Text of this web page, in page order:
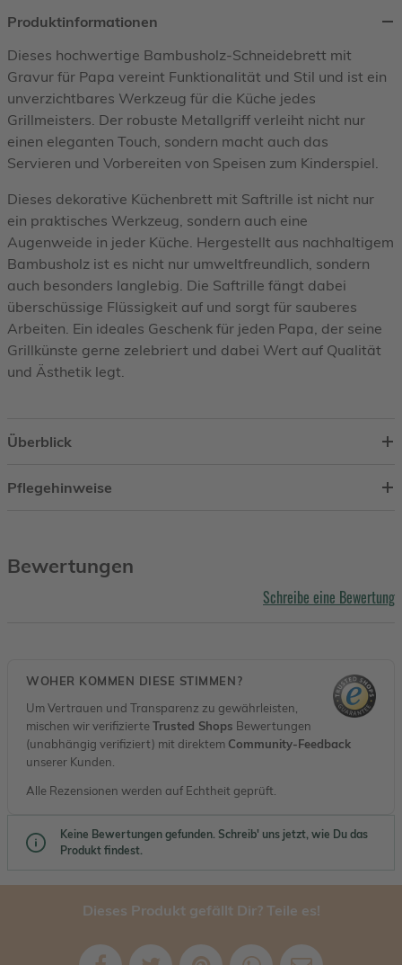
Produktinformationen
Dieses hochwertige Bambusholz-Schneidebrett mit
Gravur für Papa vereint Funktionalität und Stil und ist ein
unverzichtbares Werkzeug für die Küche jedes
Grillmeisters. Der robuste Metallgriff verleiht nicht nur
einen eleganten Touch, sondern macht auch das
Servieren und Vorbereiten von Speisen zum Kinderspiel.
Dieses dekorative Küchenbrett mit Saftrille ist nicht nur
ein praktisches Werkzeug, sondern auch eine
Augenweide in jeder Küche. Hergestellt aus nachhaltigem
Bambusholz ist es nicht nur umweltfreundlich, sondern
auch besonders langlebig. Die Saftrille fängt dabei
überschüssige Flüssigkeit auf und sorgt für sauberes
Arbeiten. Ein ideales Geschenk für jeden Papa, der seine
Grillkünste gerne zelebriert und dabei Wert auf Qualität
und Ästhetik legt.
Überblick
Pflegehinweise
Bewertungen
Schreibe eine Bewertung
WOHER KOMMEN DIESE STIMMEN?
Um Vertrauen und Transparenz zu gewährleisten,
mischen wir verifizierteTrusted Shops Bewertungen
(unabhängig verifiziert) mit direktem Community-Feedback
unserer Kunden.
Alle Rezensionen werden auf Echtheit geprüft.
Keine Bewertungen gefunden. Schreib' uns jetzt, wie Du das
Produkt findest.
Dieses Produkt gefällt Dir? Teile es!